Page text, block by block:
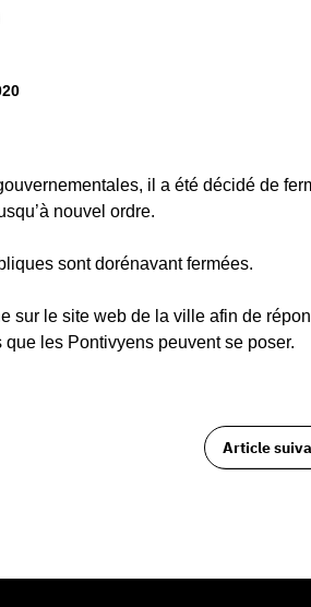
il a été décidé de
nouvel ordre.
sont dorénavant fermées.
sur le site web de la ville afin de
les Pontivyens peuvent se poser.
Article